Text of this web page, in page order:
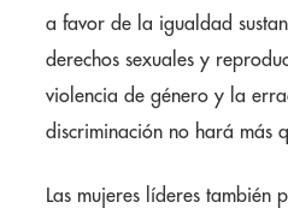
a favor de la igualdad
derechos sexuales y
violencia de género y la
discriminación no hará más
Las mujeres líderes también